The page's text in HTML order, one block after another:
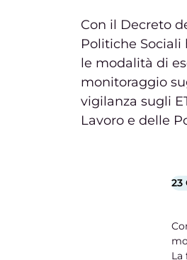
Con il Decreto
Politiche
le modalità di
monitoraggio
vigilanza sugli
Lavoro e delle
23
La